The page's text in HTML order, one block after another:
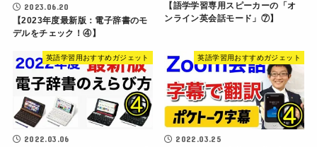
2023.06.20
【2023年度最新版：電子辞書のモ
デルをチェック！④】
【語学学習専用スピーカーの「オ
ンライン英会話モード」⑦】
英語学習用おすすめガジェット
2022.03.06
英語学習用おすすめガジェット
2022.03.25